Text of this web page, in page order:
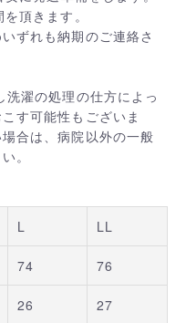
頂きます。
ずれも納期のご連絡さ
濯の処理の仕方によっ
す可能性もございま
合は、病院以外の一般
。
L LL
74 76
26 27